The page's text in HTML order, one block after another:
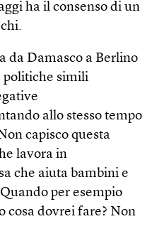
ha il consenso di un
da Damasco a Berlino
politiche simili
allo stesso tempo
capisco questa
lavora in
che aiuta bambini e
per esempio
cosa dovrei fare? Non